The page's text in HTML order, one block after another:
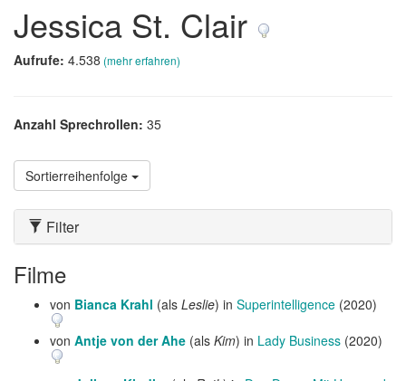
Jessica St. Clair
Aufrufe: 4.538 (mehr erfahren)
Anzahl Sprechrollen: 35
Sortierreihenfolge
Filter
Filme
von Bianca Krahl (als Leslie) in Superintelligence (2020)
von Antje von der Ahe (als Kim) in Lady Business (2020)